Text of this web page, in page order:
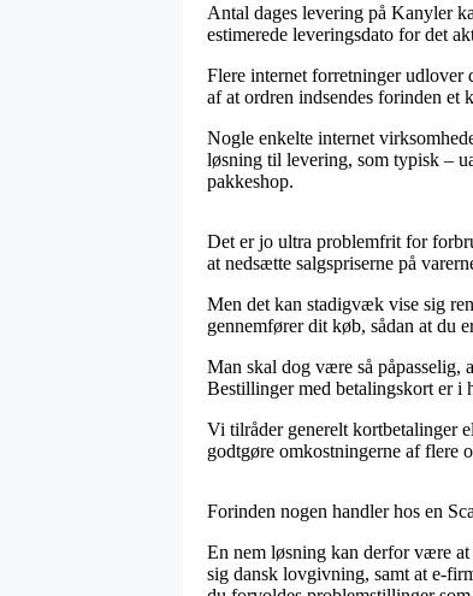
Antal dages levering på Kanyler
estimerede leveringsdato for det
Flere internet forretninger udlover
af at ordren indsendes forinden et
Nogle enkelte internet
løsning til levering, som typisk –
pakkeshop.
Det er jo ultra problemfrit for
at nedsætte salgspriserne på
Men det kan stadigvæk vise sig
gennemfører dit køb, sådan at du
Man skal dog være så påpasselig,
Bestillinger med betalingskort er i
Vi tilråder generelt kortbetalinger
godtgøre omkostningerne af flere
Forinden nogen handler hos en
En nem løsning kan derfor være
sig dansk lovgivning, samt at e-